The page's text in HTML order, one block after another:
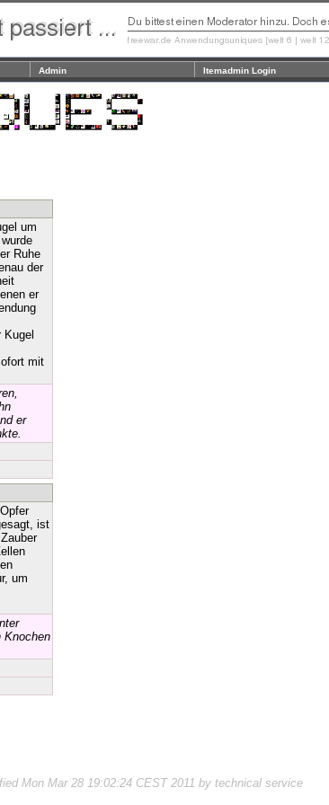
Admin Itemadmin Login
um
Ruhe
der
er
Kugel
mit
er
ist
um
Knochen
Mon Mar 28 19:02:24 CEST 2011 by technical service